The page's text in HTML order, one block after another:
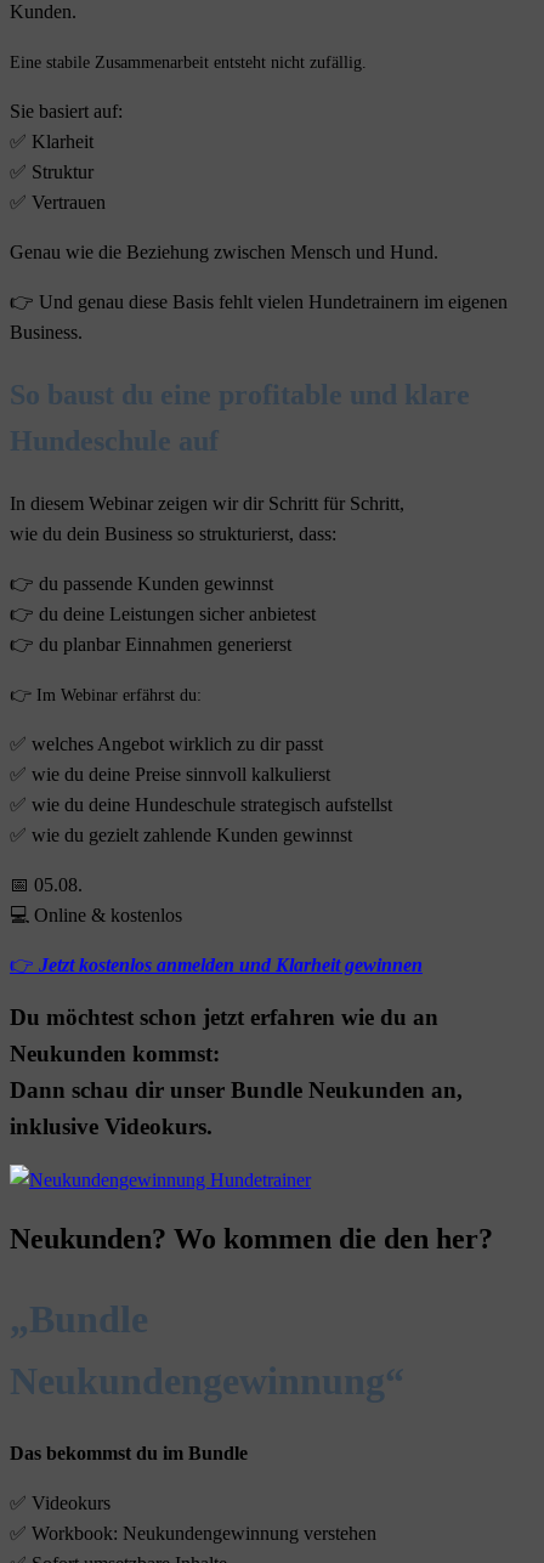
Kunden.
Eine stabile Zusammenarbeit entsteht nicht zufällig.
Sie basiert auf:
✅ Klarheit
✅ Struktur
✅ Vertrauen
Genau wie die Beziehung zwischen Mensch und Hund.
👉 Und genau diese Basis fehlt vielen Hundetrainern im eigenen
Business.
So baust du eine profitable und klare
Hundeschule auf
In diesem Webinar zeigen wir dir Schritt für Schritt,
wie du dein Business so strukturierst, dass:
👉 du passende Kunden gewinnst
👉 du deine Leistungen sicher anbietest
👉 du planbar Einnahmen generierst
👉 Im Webinar erfährst du:
✅ welches Angebot wirklich zu dir passt
✅ wie du deine Preise sinnvoll kalkulierst
✅ wie du deine Hundeschule strategisch aufstellst
✅ wie du gezielt zahlende Kunden gewinnst
📅 05.08.
💻 Online & kostenlos
👉 Jetzt kostenlos anmelden und Klarheit gewinnen
Du möchtest schon jetzt erfahren wie du an
Neukunden kommst:
Dann schau dir unser Bundle Neukunden an,
inklusive Videokurs.
Neukunden? Wo kommen die den her?
„Bundle
Neukundengewinnung“
Das bekommst du im Bundle
✅ Videokurs
✅ Workbook: Neukundengewinnung verstehen